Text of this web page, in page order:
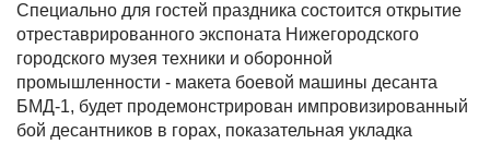
Специально для гостей праздника состоится открытие
отреставрированного экспоната Нижегородского
городского музея техники и оборонной
промышленности - макета боевой машины десанта
БМД-1, будет продемонстрирован импровизированный
бой десантников в горах, показательная укладка